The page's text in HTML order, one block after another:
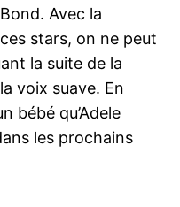
Avec la
stars, on ne peut
la suite de la
voix suave. En
bébé qu’Adele
les prochains